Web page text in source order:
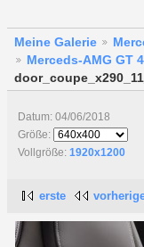
Meine Galerie
Merceds-AMG GT
Datum: 04/06/2018
Größe:
Vollgröße: 1920x1200
erste